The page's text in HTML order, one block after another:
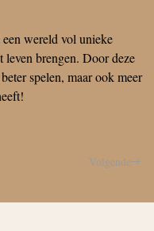
wereld vol unieke
leven brengen. Door deze
spelen, maar ook meer
Volgende